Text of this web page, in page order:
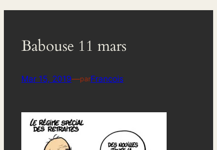
Babouse 11 mars
Mar 15, 2019—parFrancois